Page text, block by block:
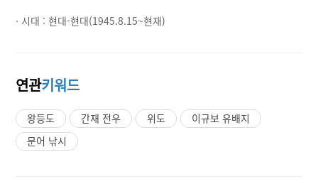
· 시대 :현대-현대(1945.8.15~현재)
연관키워드
왕등도 간재 전우 위도
이규보 유배지
문어 낚시